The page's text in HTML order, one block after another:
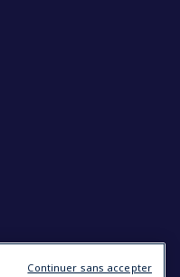
Continuer sans accepter